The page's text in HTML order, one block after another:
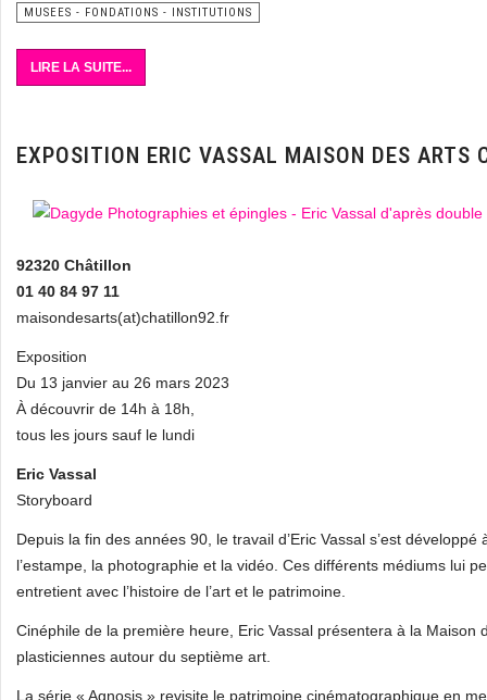
MUSEES - FONDATIONS - INSTITUTIONS
LIRE LA SUITE...
EXPOSITION ERIC VASSAL MAISON DES ARTS
92320 Châtillon
01 40 84 97 11
maisondesarts(at)chatillon92.fr
Exposition
Du 13 janvier au 26 mars 2023
À découvrir de 14h à 18h,
tous les jours sauf le lundi
Eric Vassal
Storyboard
Depuis la fin des années 90, le travail d’Eric Vassal s’est
l’estampe, la photographie et la vidéo. Ces différents médiums lui
entretient avec l’histoire de l’art et le patrimoine.
Cinéphile de la première heure, Eric Vassal présentera à la
plasticiennes autour du septième art.
La série « Agnosis » revisite le patrimoine cinématographique en